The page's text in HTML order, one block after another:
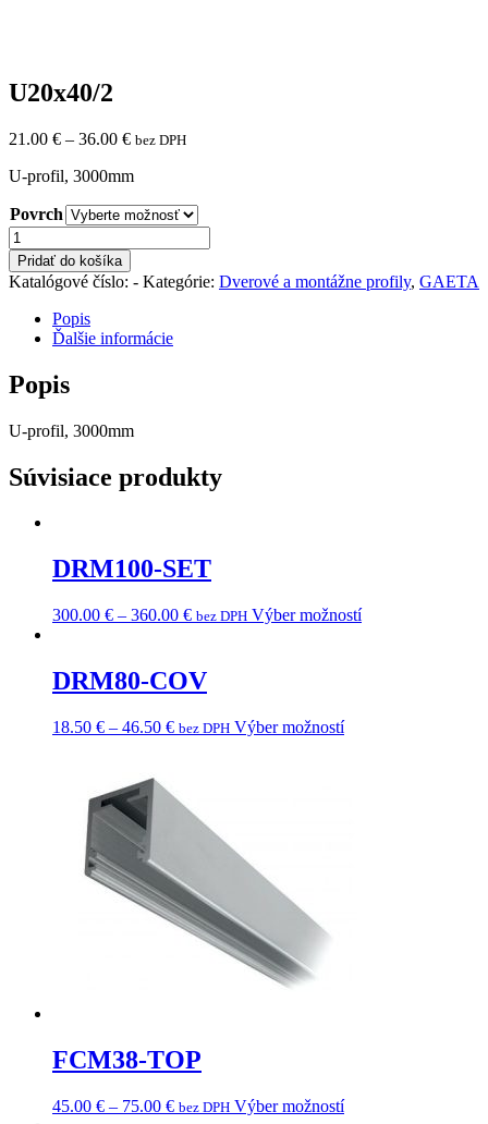
U20x40/2
21.00 € – 36.00 € bez DPH
U-profil, 3000mm
Povrch
množstvo
U20x40/2
Pridať do košíka
Katalógové číslo: - Kategórie: Dverové a montážne profily, GAETA
Popis
Ďalšie informácie
Popis
U-profil, 3000mm
Súvisiace produkty
DRM100-SET
300.00 € – 360.00 € bez DPH Výber možností
DRM80-COV
18.50 € – 46.50 € bez DPH Výber možností
FCM38-TOP
45.00 € – 75.00 € bez DPH Výber možností